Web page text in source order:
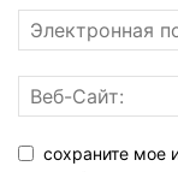
сохраните мое